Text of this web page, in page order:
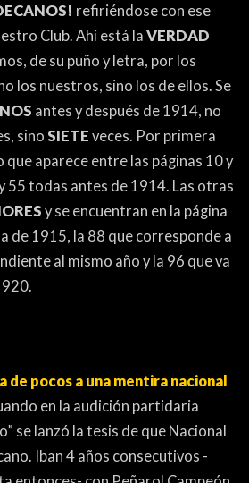
refiriéndose con ese
Club. Ahí está laVERDAD
de su puño y letra, por los
los nuestros, sino los de ellos. Se
antes y después de 1914, no
sino SIETE veces. Por primera
aparece entre las páginas 10 y
55 todas antes de 1914. Las otras
y se encuentran en la página
de 1915, la 88 que corresponde a
al mismo año y la 96 que va
de pocos a una mentira nacional
en la audición partidaria
se lanzó la tesis de que Nacional
Iban 4 años consecutivos -